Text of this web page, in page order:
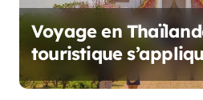
Voyage en
touristique
aux vols